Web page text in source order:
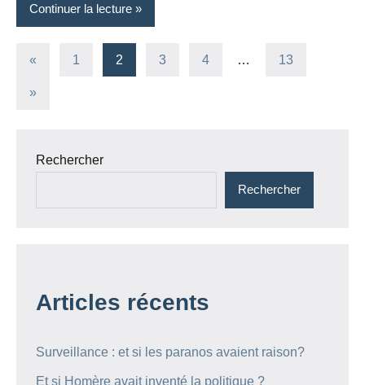
Continuer la lecture
Pagination
des
« Publications
1 2 3 4 … 13
Articles
»
Rechercher
Rechercher
Articles récents
Surveillance : et si les paranos avaient raison?
Et si Homère avait inventé la politique ?